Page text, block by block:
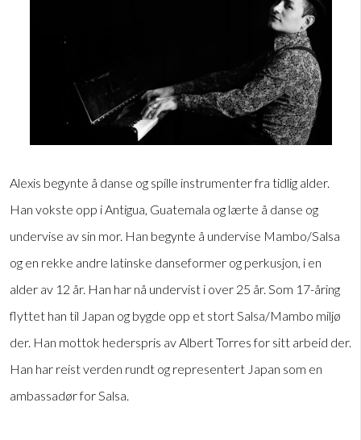
Alexis begynte å danse og spille instrumenter fra tidlig alder.
Han vokste opp i Antigua, Guatemala og lærte å danse og
undervise av sin mor. Han begynte å undervise Mambo/Salsa
og en rekke andre latinske danseformer og perkusjon, i en
alder av 12 år. Han har nå undervist i over 25 år. Som 17-åring
flyttet han til Japan og bygde opp et stort Salsa/Mambo miljø
der. Han mottok hederspris av Albert Torres for sitt arbeid der.
Han har reist verden rundt og representert Japan som en
ambassadør for Salsa.